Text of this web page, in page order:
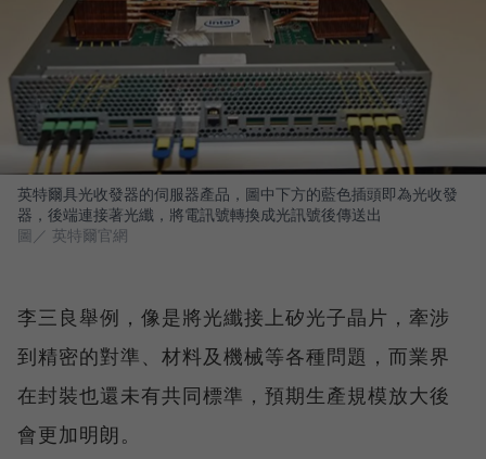
英特爾具光收發器的伺服器產品，圖中下方的藍色插頭即為光收發
器，後端連接著光纖，將電訊號轉換成光訊號後傳送出
圖／ 英特爾官網
李三良舉例，像是將光纖接上矽光子晶片，牽涉
到精密的對準、材料及機械等各種問題，而業界
在封裝也還未有共同標準，預期生產規模放大後
會更加明朗。